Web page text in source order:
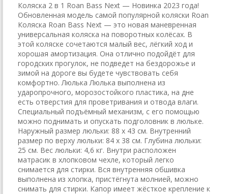
Коляска 2 в 1 Roan Bass Next — Новинка 2023 года!
Обновленная модель самой популярной коляски Roan
Коляска Roan Bass Next — это новая маневренная
универсальная коляска на поворотных колёсах. В
этой коляске сочетаются малый вес, лёгкий ход и
хорошая амортизация. Она отлично подойдёт для
городских прогулок, не подведет на бездорожье и
зимой на дороге вы будете чувствовать себя
комфортно. Люлька Люлька выполнена из
ударопрочного, морозостойкого пластика, на дне
есть отверстия для проветривания и отвода влаги.
Специальный подъёмный механизм, с его помощью
можно поднимать и опускать подголовник в люльке.
Наружный размер люльки: 88 х 43 см. Внутренний
размер по верху люльки: 84 х 38 см. Глубина люльки:
25 см. Вес люльки: 4,6 кг. Внутри расположен
матрасик в хлопковом чехле, который легко
снимается для стирки. Вся внутренняя обшивка
выполнена из хлопка, пристёгнута молнией, можно
снимать для стирки. Капор имеет жёсткое крепление к